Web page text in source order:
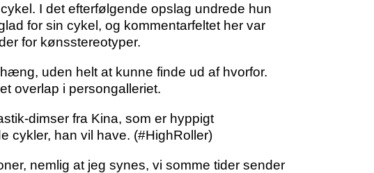
I det efterfølgende opslag undrede hun
for sin cykel, og kommentarfeltet her var
for kønsstereotyper.
uden helt at kunne finde ud af hvorfor.
overlap i persongalleriet.
dimser fra Kina, som er hyppigt
cykler, han vil have. (#HighRoller)
nemlig at jeg synes, vi somme tider sender